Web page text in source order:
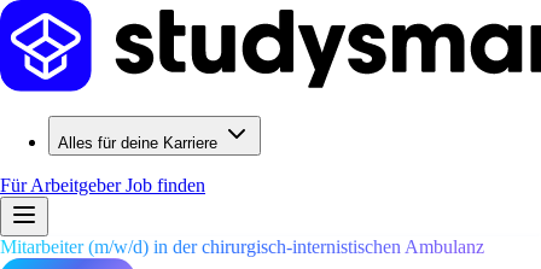
Alles für deine Karriere
Für ArbeitgeberJob finden
Mitarbeiter (m/w/d) in der chirurgisch-internistischen Ambulanz